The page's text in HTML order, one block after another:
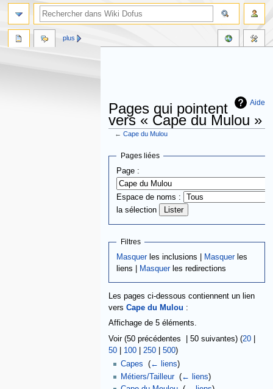
Aide
Pages qui pointent
vers « Cape du Mulou »
←Cape du Mulou
Aller
navigation
Aller
recherche
Pages liées
Page :
Espace de noms :
la sélection
Filtres
Masquerles inclusions | Masquerles
liens |
Masquerles redirections
Les pages ci-dessous contiennent un lien
vers Cape du Mulou :
Affichage de 5 éléments.
Voir (50 précédentes | 50 suivantes) (20|
50| 100| 250| 500)
Capes ‎(← liens)
Métiers/Tailleur‎(← liens)
plus